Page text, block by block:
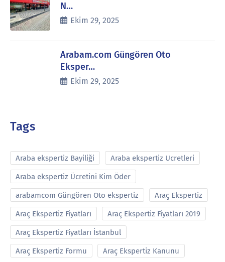
N…
Ekim 29, 2025
Arabam.com Güngören Oto
Eksper…
Ekim 29, 2025
Tags
Araba ekspertiz Bayiliği Araba ekspertiz Ucretleri
Araba ekspertiz Ücretini Kim Öder
arabamcom Güngören Oto ekspertiz Araç Ekspertiz
Araç Ekspertiz Fiyatları Araç Ekspertiz Fiyatları 2019
Araç Ekspertiz Fiyatları İstanbul
Araç Ekspertiz Formu Araç Ekspertiz Kanunu